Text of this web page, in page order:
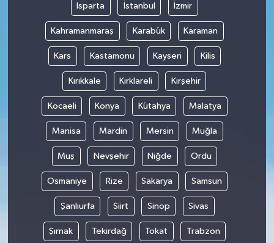
Isparta İstanbul İzmir
Kahramanmaraş Karabük Karaman
Kars Kastamonu Kayseri Kilis
Kırıkkale Kırklareli Kırşehir
Kocaeli Konya Kütahya Malatya
Manisa Mardin Mersin Muğla
Muş Nevşehir Niğde Ordu
Osmaniye Rize Sakarya Samsun
Şanlıurfa Siirt Sinop Sivas
Şırnak Tekirdağ Tokat Trabzon